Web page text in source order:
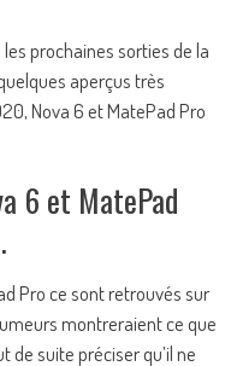
prochaines sorties de la
aperçus très
Nova 6 et MatePad Pro
6 et MatePad
Pro ce sont retrouvés sur
montreraient ce que
suite préciser qu’il ne